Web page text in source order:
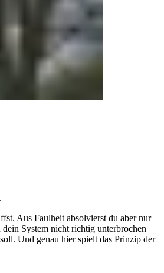
Aus Faulheit absolvierst du aber nur
System nicht richtig unterbrochen
Und genau hier spielt das Prinzip der